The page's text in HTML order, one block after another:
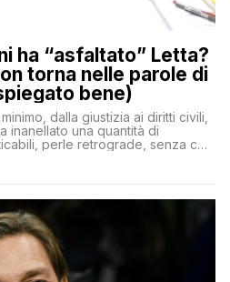
ha “asfaltato” Letta?
torna nelle parole di
bene)
dalla giustizia ai diritti civili,
inanellato una quantità di
perle retrograde, senza che
– glielo abbia fatto notare